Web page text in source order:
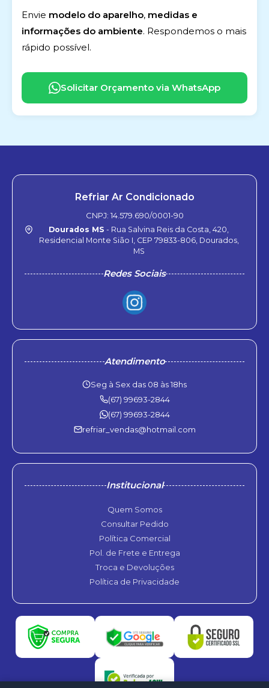
Envie modelo do aparelho, medidas e
informações do ambiente. Respondemos o mais
rápido possível.
Solicitar Orçamento via WhatsApp
Refriar Ar Condicionado
CNPJ: 14.579.690/0001-90
Dourados MS - Rua Salvina Reis da Costa, 420,
Residencial Monte Sião I, CEP 79833-806, Dourados,
MS
Redes Sociais
Atendimento
Seg à Sex das 08 às 18hs
(67) 99693-2844
(67) 99693-2844
refriar_vendas@hotmail.com
Institucional
Quem Somos
Consultar Pedido
Política Comercial
Pol. de Frete e Entrega
Troca e Devoluções
Política de Privacidade